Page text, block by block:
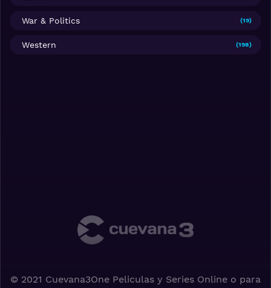
War & Politics (19)
Western (198)
© 2021 Cuevana3One Peliculas y Series Online o para